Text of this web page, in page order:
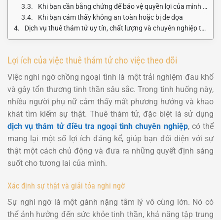
Khi bạn cần bằng chứng để bảo vệ quyền lợi của mình (trong trường hợp ly hôn)
Khi bạn cảm thấy không an toàn hoặc bị đe dọa
Dịch vụ thuê thám tử uy tín, chất lượng và chuyên nghiệp tại Thám tử Duy Long
Lợi ích của việc thuê thám tử cho việc theo dõi
Việc nghi ngờ chồng ngoại tình là một trải nghiệm đau khổ
và gây tổn thương tinh thần sâu sắc. Trong tình huống này,
nhiều người phụ nữ cảm thấy mất phương hướng và khao
khát tìm kiếm sự thật. Thuê thám tử, đặc biệt là sử dụng
dịch vụ thám tử điều tra ngoại tình chuyên nghiệp, có thể
mang lại một số lợi ích đáng kể, giúp bạn đối diện với sự
thật một cách chủ động và đưa ra những quyết định sáng
suốt cho tương lai của mình.
Xác định sự thật và giải tỏa nghi ngờ
Sự nghi ngờ là một gánh nặng tâm lý vô cùng lớn. Nó có
thể ảnh hưởng đến sức khỏe tinh thần, khả năng tập trung